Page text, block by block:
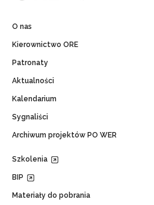
O nas
Kierownictwo ORE
Patronaty
Aktualności
Kalendarium
Sygnaliści
Archiwum projektów PO WER
Szkolenia
BIP
Materiały do pobrania